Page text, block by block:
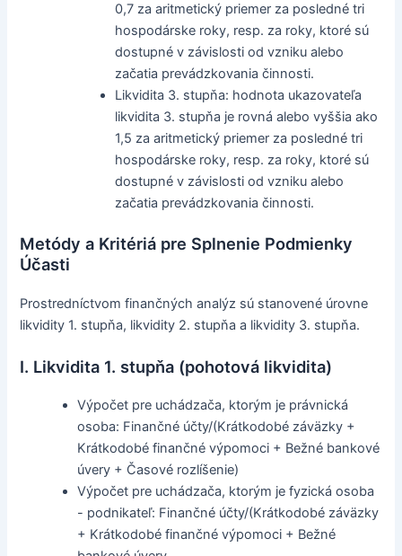
0,7 za aritmetický priemer za posledné tri
hospodárske roky, resp. za roky, ktoré sú
dostupné v závislosti od vzniku alebo
začatia prevádzkovania činnosti.
Likvidita 3. stupňa: hodnota ukazovateľa
likvidita 3. stupňa je rovná alebo vyššia ako
1,5 za aritmetický priemer za posledné tri
hospodárske roky, resp. za roky, ktoré sú
dostupné v závislosti od vzniku alebo
začatia prevádzkovania činnosti.
Metódy a Kritériá pre Splnenie Podmienky
Účasti
Prostredníctvom finančných analýz sú stanovené úrovne
likvidity 1. stupňa, likvidity 2. stupňa a likvidity 3. stupňa.
I. Likvidita 1. stupňa (pohotová likvidita)
Výpočet pre uchádzača, ktorým je právnická
osoba: Finančné účty/(Krátkodobé záväzky +
Krátkodobé finančné výpomoci + Bežné bankové
úvery + Časové rozlíšenie)
Výpočet pre uchádzača, ktorým je fyzická osoba
- podnikateľ: Finančné účty/(Krátkodobé záväzky
+ Krátkodobé finančné výpomoci + Bežné